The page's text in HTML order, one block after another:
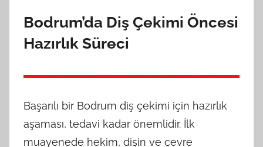
Bodrum’da Diş Çekimi Öncesi
Hazırlık Süreci
Başarılı bir Bodrum diş çekimi için hazırlık
aşaması, tedavi kadar önemlidir. İlk
muayenede hekim, dişin ve çevre